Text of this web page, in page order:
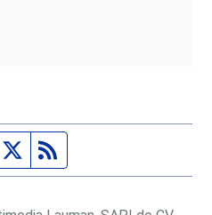
de Facebook
Fuente Twitter